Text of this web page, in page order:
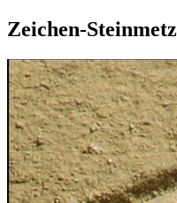
Zeichen-Steinmetz